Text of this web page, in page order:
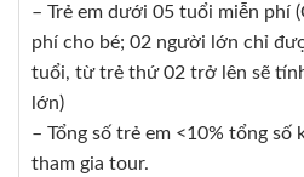
– Trẻ em dưới 05 tuổi miễn phí
phí cho bé; 02 người lớn chỉ
tuổi, từ trẻ thứ 02 trở lên sẽ
lớn)
– Tổng số trẻ em <10% tổng
tham gia tour.